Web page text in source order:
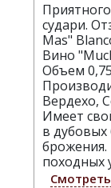
судари.
Mas"
Вино
Объем
Вердехо,
Имеет
в дубовых
походных